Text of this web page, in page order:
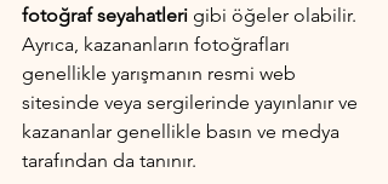
fotoğraf seyahatleri gibi öğeler olabilir.
Ayrıca, kazananların fotoğrafları
genellikle yarışmanın resmi web
sitesinde veya sergilerinde yayınlanır ve
kazananlar genellikle basın ve medya
tarafından da tanınır.